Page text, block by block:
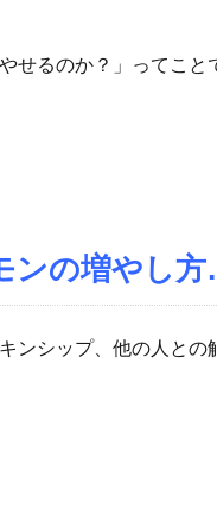
せるのか？」ってこと
ンの増やし方
ンシップ、他の人との